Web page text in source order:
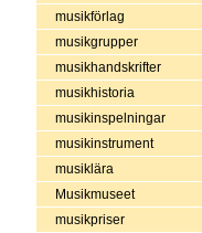
musikförlag
musikgrupper
musikhandskrifter
musikhistoria
musikinspelningar
musikinstrument
musiklära
Musikmuseet
musikpriser